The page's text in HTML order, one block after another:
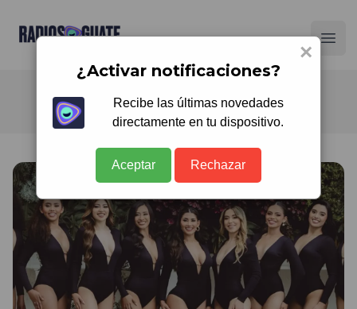
Radios Guate
×
¿Activar notificaciones?
Recibe las últimas novedades
directamente en tu dispositivo.
Aceptar Rechazar